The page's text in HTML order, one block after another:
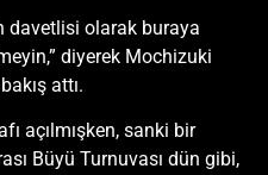
davetlisi olarak buraya
diyerek Mochizuki
attı.
açılmışken, sanki bir
Büyü Turnuvası dün gibi,